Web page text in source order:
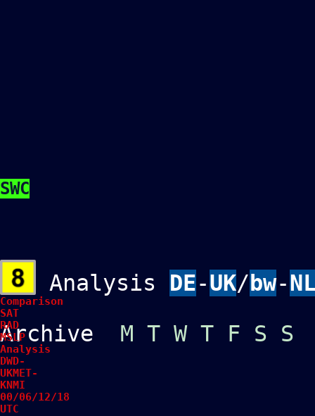
SWC
Analysis DE-UK/bw-
Comparison
SAT
RAD
MSLP
Analysis
DWD-
UKMET-
KNMI
00/06/12/18
UTC
Archive M T W T F S S